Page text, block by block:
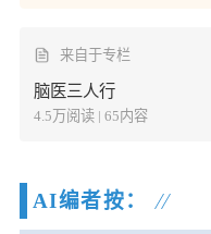
来自于专栏
脑医三人行
4.5万阅读 | 65内容
AI编者按：